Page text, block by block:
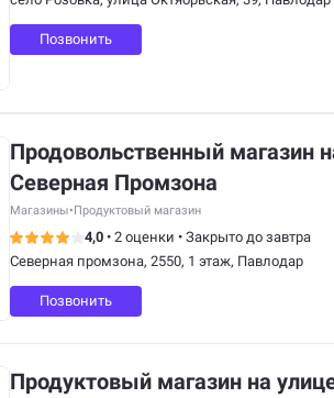
Позвонить
Продовольственный магазин
Северная Промзона
Магазины•Продуктовый магазин
4,0 • 2 оценки • Закрыто до завтра
Северная промзона, 2550, 1 этаж, Павлодар
Позвонить
Продуктовый магазин на